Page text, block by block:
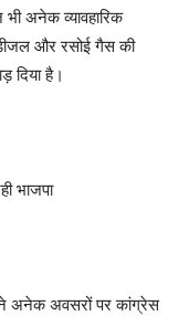
अनेक व्यावहारिक
और रसोई गैस की
दिया है।
भाजपा
ने अनेक अवसरों पर कांग्रेस